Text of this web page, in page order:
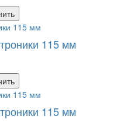
115 мм
115 мм